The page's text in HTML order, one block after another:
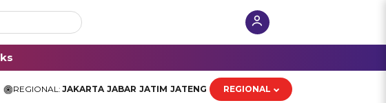
REGIONAL: JAKARTA JABAR JATIM JATENG REGIONAL